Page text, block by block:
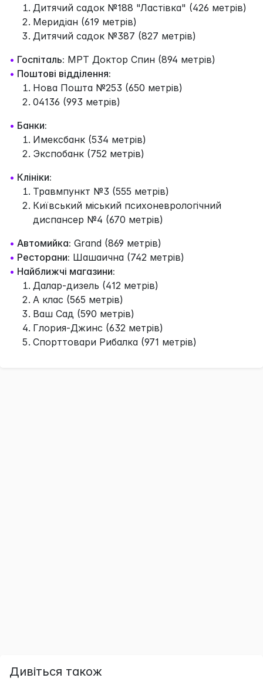
Дитячий садок №188 "Ластівка" (426 метрів)
Меридіан (619 метрів)
Дитячий садок №387 (827 метрів)
• Госпіталь: МРТ Доктор Спин (894 метрів)
• Поштові відділення:
Нова Пошта №253 (650 метрів)
04136 (993 метрів)
• Банки:
Имексбанк (534 метрів)
Экспобанк (752 метрів)
• Клініки:
Травмпункт №3 (555 метрів)
Київський міський психоневрологічний
диспансер №4 (670 метрів)
• Автомийка: Grand (869 метрів)
• Ресторани: Шашаична (742 метрів)
• Найближчі магазини:
Далар-дизель (412 метрів)
А клас (565 метрів)
Ваш Сад (590 метрів)
Глория-Джинс (632 метрів)
Спорттовари Рибалка (971 метрів)
Дивіться також